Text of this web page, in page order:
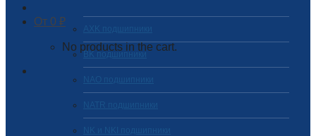
0 ₽
No products in the cart.
AXK подшипники
BK подшипники
NAO подшипники
NATR подшипники
NK и NKI подшипники